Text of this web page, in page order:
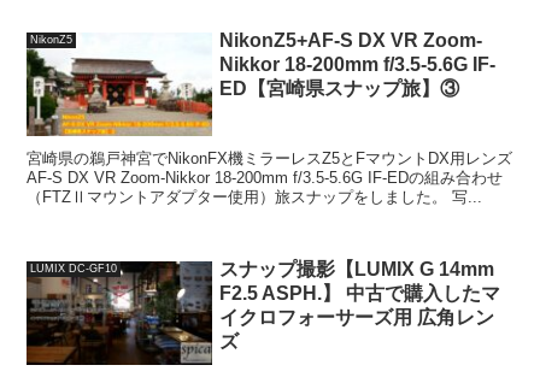
NikonZ5
NikonZ5+AF-S DX VR Zoom-
Nikkor 18-200mm f/3.5-5.6G IF-
ED【宮崎県スナップ旅】③
宮崎県の鵜戸神宮でNikonFX機ミラーレスZ5とFマウントDX用レンズ
AF-S DX VR Zoom-Nikkor 18-200mm f/3.5-5.6G IF-EDの組み合わせ
（FTZⅡマウントアダプター使用）旅スナップをしました。 写...
LUMIX DC-GF10
スナップ撮影【LUMIX G 14mm
F2.5 ASPH.】 中古で購入したマ
イクロフォーサーズ用 広角レン
ズ